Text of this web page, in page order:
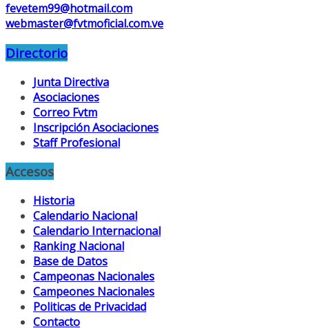
fevetem99@hotmail.com
webmaster@fvtmoficial.com.ve
Directorio
Junta Directiva
Asociaciones
Correo Fvtm
Inscripción Asociaciones
Staff Profesional
Accesos
Historia
Calendario Nacional
Calendario Internacional
Ranking Nacional
Base de Datos
Campeonas Nacionales
Campeones Nacionales
Politicas de Privacidad
Contacto